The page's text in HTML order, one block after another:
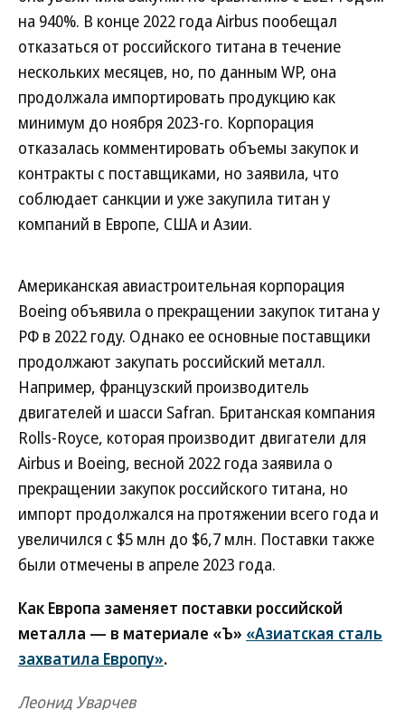
на 940%. В конце 2022 года Airbus пообещал
отказаться от российского титана в течение
нескольких месяцев, но, по данным WP, она
продолжала импортировать продукцию как
минимум до ноября 2023-го. Корпорация
отказалась комментировать объемы закупок и
контракты с поставщиками, но заявила, что
соблюдает санкции и уже закупила титан у
компаний в Европе, США и Азии.
Американская авиастроительная корпорация
Boeing объявила о прекращении закупок титана у
РФ в 2022 году. Однако ее основные поставщики
продолжают закупать российский металл.
Например, французский производитель
двигателей и шасси Safran. Британская компания
Rolls-Royce, которая производит двигатели для
Airbus и Boeing, весной 2022 года заявила о
прекращении закупок российского титана, но
импорт продолжался на протяжении всего года и
увеличился с $5 млн до $6,7 млн. Поставки также
были отмечены в апреле 2023 года.
Как Европа заменяет поставки российской
металла — в материале «Ъ» «Азиатская сталь
захватила Европу».
Леонид Уварчев